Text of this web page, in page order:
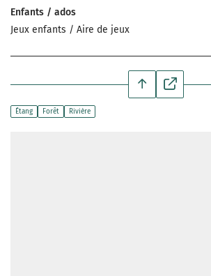
Enfants / ados
Jeux enfants / Aire de jeux
Étang Forêt Rivière